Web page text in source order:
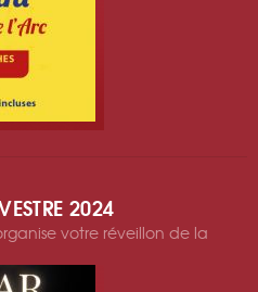
2024
votre réveillon de la